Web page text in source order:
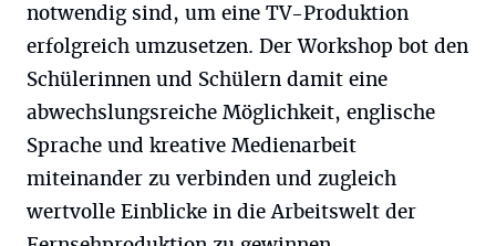
notwendig sind, um eine TV-Produktion
erfolgreich umzusetzen. Der Workshop bot den
Schülerinnen und Schülern damit eine
abwechslungsreiche Möglichkeit, englische
Sprache und kreative Medienarbeit
miteinander zu verbinden und zugleich
wertvolle Einblicke in die Arbeitswelt der